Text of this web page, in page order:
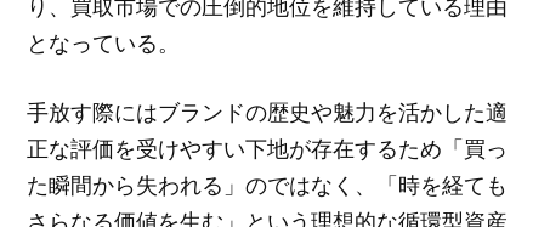
り、買取市場での圧倒的地位を維持している理由
となっている。
手放す際にはブランドの歴史や魅力を活かした適
正な評価を受けやすい下地が存在するため「買っ
た瞬間から失われる」のではなく、「時を経ても
さらなる価値を生む」という理想的な循環型資産